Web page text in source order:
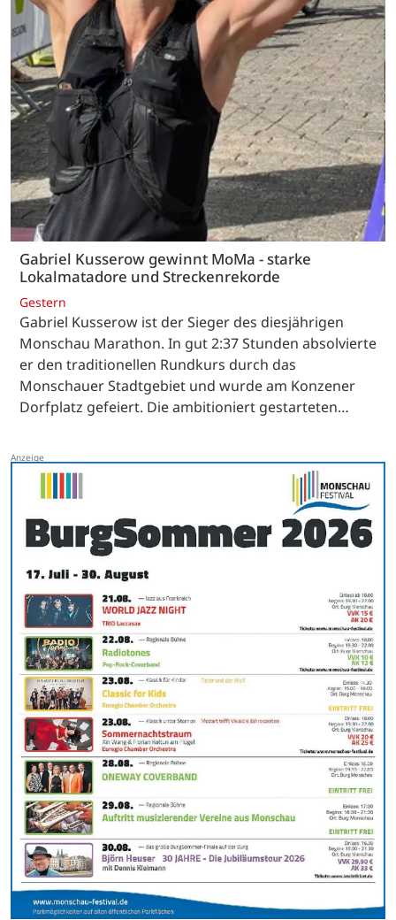
Gabriel Kusserow gewinnt MoMa - starke
Lokalmatadore und Streckenrekorde
Gestern
Gabriel Kusserow ist der Sieger des diesjährigen
Monschau Marathon. In gut 2:37 Stunden absolvierte
er den traditionellen Rundkurs durch das
Monschauer Stadtgebiet und wurde am Konzener
Dorfplatz gefeiert. Die ambitioniert gestarteten…